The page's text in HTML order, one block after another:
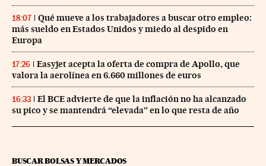
18:07
Qué mueve a los trabajadores a buscar otro empleo:
más sueldo en Estados Unidos y miedo al despido en
Europa
17:26
Easyjet acepta la oferta de compra de Apollo, que
valora la aerolínea en 6.660 millones de euros
16:33
El BCE advierte de que la inflación no ha alcanzado
su pico y se mantendrá “elevada” en lo que resta de año
BUSCAR BOLSAS Y MERCADOS